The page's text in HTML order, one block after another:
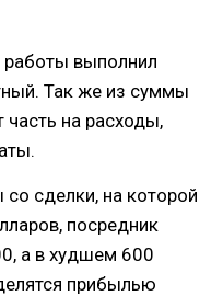
работы выполнил
Так же из суммы
часть на расходы,
со сделки, на которой
посредник
а в худшем 600
прибылью